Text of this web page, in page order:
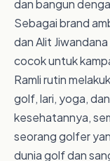
dan bangun
Sebagai brand
dan Alit
cocok untuk
Ramli rutin
golf, lari, yoga,
kesehatannya,
seorang golfer
dunia golf dan